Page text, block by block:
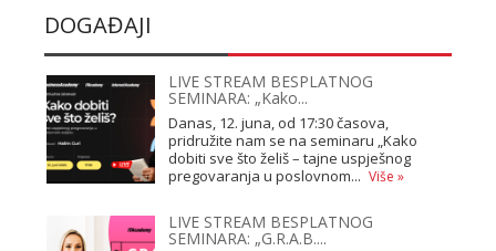
DOGAĐAJI
LIVE STREAM BESPLATNOG
SEMINARA: „Kako...
Danas, 12. juna, od 17:30 časova,
pridružite nam se na seminaru „Kako
dobiti sve što želiš – tajne uspješnog
pregovaranja u poslovnom... Više »
LIVE STREAM BESPLATNOG
SEMINARA: „G.R.A.B....